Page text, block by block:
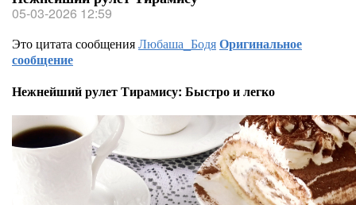
05-03-2026 12:59
Это цитата сообщенияЛюбаша_БодяОригинальное
сообщение
Нежнейший рулет Тирамису: Быстро и легко